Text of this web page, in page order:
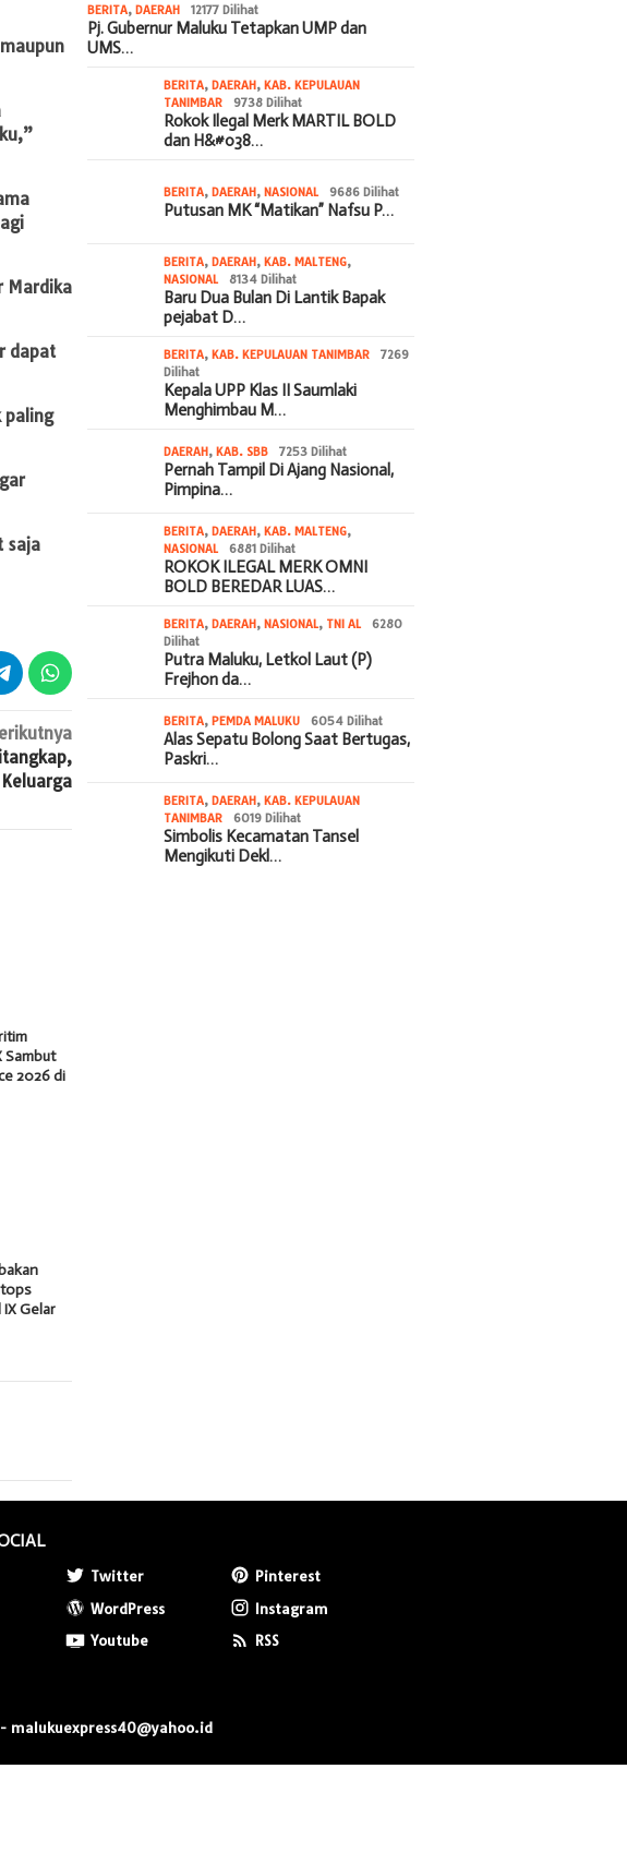
Mardika
dapat
paling
saja
Sambut
2026 di
Gelar
BERITA,DAERAH 12177 Dilihat
Pj. Gubernur Maluku Tetapkan UMP dan
UMS…
BERITA,DAERAH,KAB. KEPULAUAN
TANIMBAR
9738 Dilihat
Rokok Ilegal Merk MARTIL BOLD
dan H&#038…
BERITA,DAERAH,NASIONAL 9686 Dilihat
Putusan MK “Matikan” Nafsu P…
BERITA,DAERAH,KAB. MALTENG,
NASIONAL
8134 Dilihat
Baru Dua Bulan Di Lantik Bapak
pejabat D…
BERITA,KAB. KEPULAUAN TANIMBAR
7269
Dilihat
Kepala UPP Klas II Saumlaki
Menghimbau M…
DAERAH,KAB. SBB 7253 Dilihat
Pernah Tampil Di Ajang Nasional,
Pimpina…
BERITA,DAERAH,KAB. MALTENG,
NASIONAL
6881 Dilihat
ROKOK ILEGAL MERK OMNI
BOLD BEREDAR LUAS…
BERITA,DAERAH,NASIONAL, TNI AL
6280
Dilihat
Putra Maluku, Letkol Laut (P)
Frejhon da…
BERITA,PEMDA MALUKU 6054 Dilihat
Alas Sepatu Bolong Saat Bertugas,
Paskri…
BERITA,DAERAH,KAB. KEPULAUAN
TANIMBAR
6019 Dilihat
Simbolis Kecamatan Tansel
Mengikuti Dekl…
Twitter
Pinterest
WordPress
Instagram
Youtube RSS
malukuexpress40@yahoo.id